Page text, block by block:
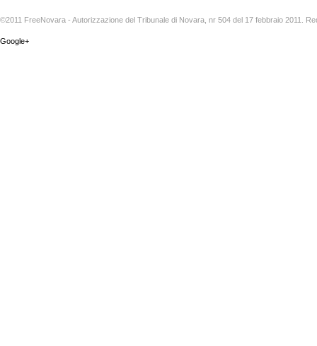
©2011 FreeNovara - Autorizzazione del Tribunale di Novara, nr 504 del 17 febbraio 2011.
Google+